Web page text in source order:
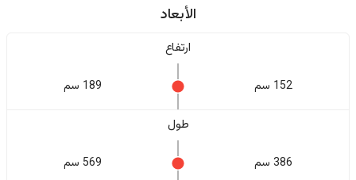
الأبعاد
ارتفاع
152 سم 189 سم
طول
386 سم 569 سم